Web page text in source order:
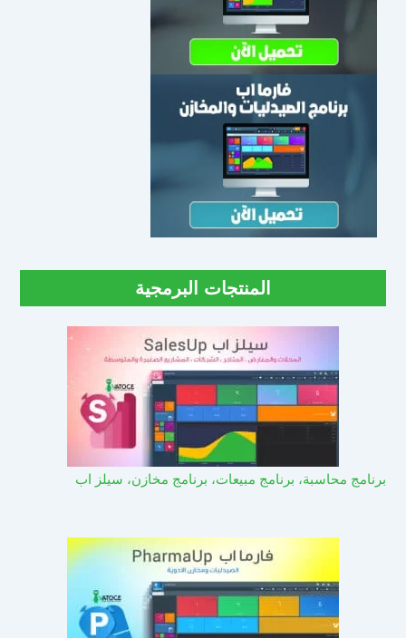
المنتجات البرمجية
برنامج محاسبة، برنامج مبيعات، برنامج مخازن، سيلز اب